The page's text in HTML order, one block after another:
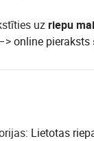
uzriepu
online pieraksts
Lietotas